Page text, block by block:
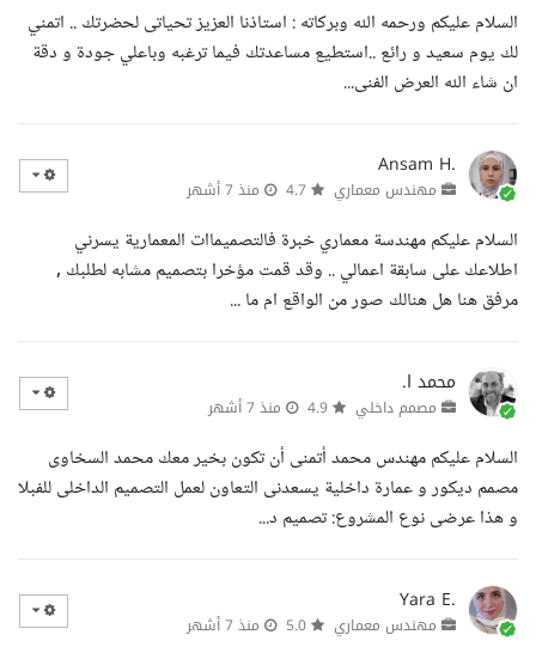
السلام عليكم ورحمه الله وبركاته : استاذنا العزيز تحياتى لحضرتك .. اتمني
لك يوم سعيد و رائع ..استطيع مساعدتك فيما ترغبه وباعلي جودة و دقة
ان شاء الله العرض الفنى...
Ansam H.
مهندس معماري منذ 7 أشهر
السلام عليكم مهندسة معماري خبرة فالتصميماات المعمارية يسرني
اطلاعك على سابقة اعمالي .. وقد قمت مؤخرا بتصميم مشابه لطلبك ,
مرفق هنا هل هنالك صور من الواقع ام ما ...
محمد ا.
مصمم داخلي منذ 7 أشهر
السلام عليكم مهندس محمد أتمنى أن تكون بخير معك محمد السخاوى
مصمم ديكور و عمارة داخلية يسعدنى التعاون لعمل التصميم الداخلى للفبلا
و هذا عرضى نوع المشروع: تصميم د...
Yara E.
مهندس معماري منذ 7 أشهر